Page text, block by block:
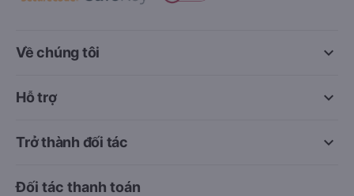
keyboard_arrow_down
Về chúng tôi
keyboard_arrow_down
Hỗ trợ
keyboard_arrow_down
Trở thành đối tác
Đối tác thanh toán